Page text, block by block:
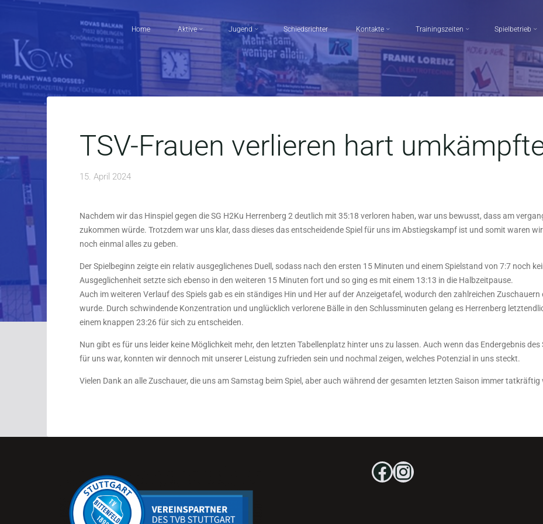
Home Aktive Jugend Schiedsrichter Kontakte Trainingszeiten Spielbetrieb
TSV-Frauen verlieren hart
15. April 2024
Nachdem wir das Hinspiel gegen die SG H2Ku Herrenberg 2 deutlich mit 35:18 verloren haben, war uns bewusst, dass am
zukommen würde. Trotzdem war uns klar, dass dieses das entscheidende Spiel für uns im Abstiegskampf ist und somit waren
noch einmal alles zu geben.
Der Spielbeginn zeigte ein relativ ausgeglichenes Duell, sodass nach den ersten 15 Minuten und einem Spielstand von 7:7 noch
Ausgeglichenheit setzte sich ebenso in den weiteren 15 Minuten fort und so ging es mit einem 13:13 in die Halbzeitpause.
Auch im weiteren Verlauf des Spiels gab es ein ständiges Hin und Her auf der Anzeigetafel, wodurch den zahlreichen
wurde. Durch schwindende Konzentration und unglücklich verlorene Bälle in den Schlussminuten gelang es Herrenberg
einem knappen 23:26 für sich zu entscheiden.
Nun gibt es für uns leider keine Möglichkeit mehr, den letzten Tabellenplatz hinter uns zu lassen. Auch wenn das Endergebnis
für uns war, konnten wir dennoch mit unserer Leistung zufrieden sein und nochmal zeigen, welches Potenzial in uns steckt.
Vielen Dank an alle Zuschauer, die uns am Samstag beim Spiel, aber auch während der gesamten letzten Saison immer
Facebook
Instagram